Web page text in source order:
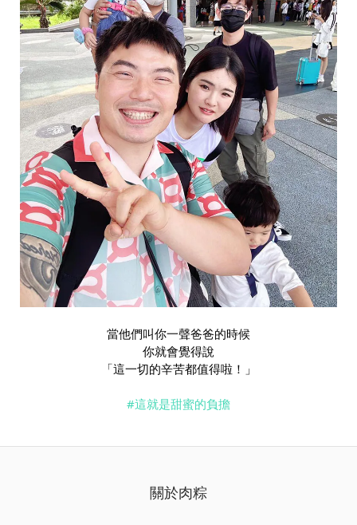
當他們叫你一聲爸爸的時候
你就會覺得說
「這一切的辛苦都值得啦！」
#這就是甜蜜的負擔
關於肉粽